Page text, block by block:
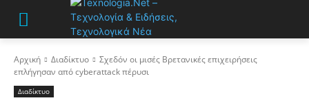
Αρχική Διαδίκτυο
Σχεδόν οι μισές Βρετανικές επιχειρήσεις
επλήγησαν από cyberattack πέρυσι
Διαδίκτυο